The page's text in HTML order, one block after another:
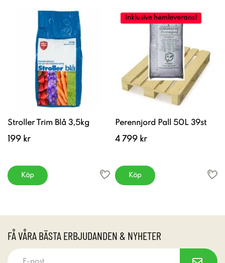
Stroller Trim Blå 3,5kg
199 kr
Köp
Inklusive hemleverans!
Perennjord Pall 50L 39st
4 799 kr
Köp
FÅ VÅRA BÄSTA ERBJUDANDEN & NYHETER